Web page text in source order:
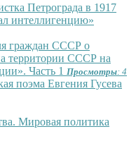
Петрограда в 1917
интеллигенцию»
граждан СССР о
территории СССР на
Часть 1 Просмотры: 4
поэма Евгения Гусева
Мировая политика